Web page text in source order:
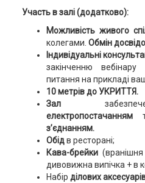
Участь в залі (додатково):
Можливість живого
колегами. Обмін
Індивідуальні
закінченню
питання на прикладі
10 метрів до УКРИТТЯ.
Зал
електропостачанням
з’єднанням.
Обідв ресторані;
Кава-брейки
дивовижна випічка + в
Набір ділових